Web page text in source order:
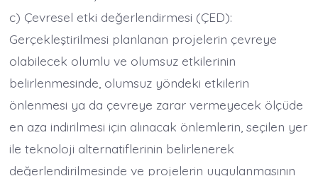
c) Çevresel etki değerlendirmesi (ÇED):
Gerçekleştirilmesi planlanan projelerin çevreye
olabilecek olumlu ve olumsuz etkilerinin
belirlenmesinde, olumsuz yöndeki etkilerin
önlenmesi ya da çevreye zarar vermeyecek ölçüde
en aza indirilmesi için alınacak önlemlerin, seçilen yer
ile teknoloji alternatiflerinin belirlenerek
değerlendirilmesinde ve projelerin uygulanmasının